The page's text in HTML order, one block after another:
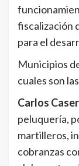
fiscalización
para el
Municipios
cuales son
Carlos
peluquería,
martilleros,
cobranzas